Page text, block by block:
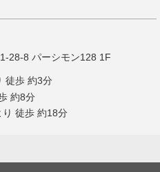
28-8 パーシモン128 1F
徒歩 約3分
約8分
り 徒歩 約18分